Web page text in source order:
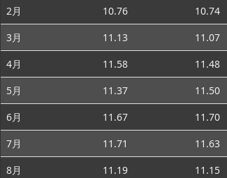
2月
10.76 10.74
3月
11.13 11.07
4月
11.58 11.48
5月
11.37 11.50
6月
11.67 11.70
7月
11.71 11.63
8月
11.19 11.15